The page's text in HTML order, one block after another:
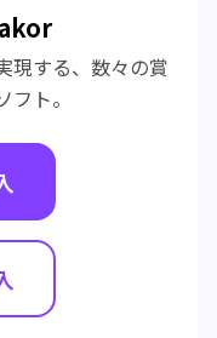
現する、数々の賞
ト。